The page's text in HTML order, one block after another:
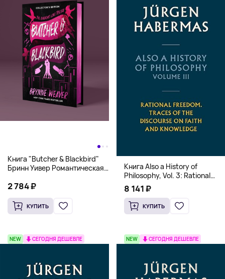
Книга "Butcher & Blackbird"
Бринн Уивер Романтическая
(18+)
2 784 ₽
КУПИТЬ
Книга Also a History of
Philosophy, Vol. 3: Rational
Freedom. Traces of the
Discourse on Faith and
Knowledge (Твердый
переплет)
8 141 ₽
КУПИТЬ
NEW СЕГОДНЯ ДЕШЕВЛЕ NEW СЕГОДНЯ ДЕШЕВЛЕ